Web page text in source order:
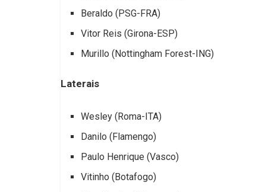
Beraldo (PSG-FRA)
Vitor Reis (Girona-ESP)
Murillo (Nottingham Forest-ING)
Laterais
Wesley (Roma-ITA)
Danilo (Flamengo)
Paulo Henrique (Vasco)
Vitinho (Botafogo)